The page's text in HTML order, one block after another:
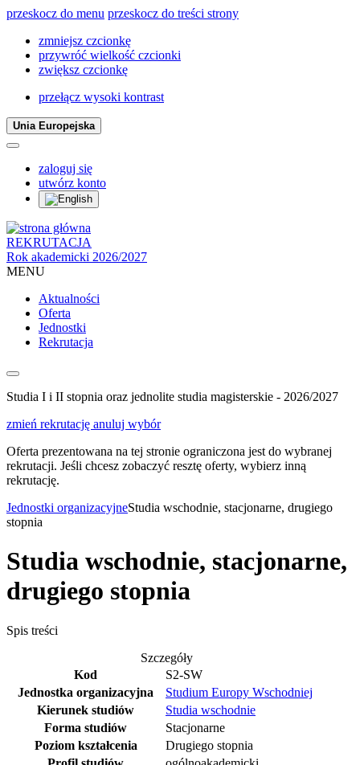
przeskocz do menu przeskocz do treści strony
zmniejsz czcionkę
przywróć wielkość czcionki
zwiększ czcionkę
przełącz wysoki kontrast
Unia Europejska
zaloguj się
utwórz konto
REKRUTACJA
Rok akademicki 2026/2027
MENU
Aktualności
Oferta
Jednostki
Rekrutacja
Studia I i II stopnia oraz jednolite studia magisterskie - 2026/2027
zmień rekrutację anuluj wybór
Oferta prezentowana na tej stronie ograniczona jest do wybranej
rekrutacji. Jeśli chcesz zobaczyć resztę oferty, wybierz inną
rekrutację.
Jednostki organizacyjneStudia wschodnie, stacjonarne, drugiego
stopnia
Studia wschodnie, stacjonarne,
drugiego stopnia
Spis treści
Szczegóły
Kod
S2-SW
Jednostka organizacyjna
Studium Europy Wschodniej
Kierunek studiów
Studia wschodnie
Forma studiów
Stacjonarne
Poziom kształcenia
Drugiego stopnia